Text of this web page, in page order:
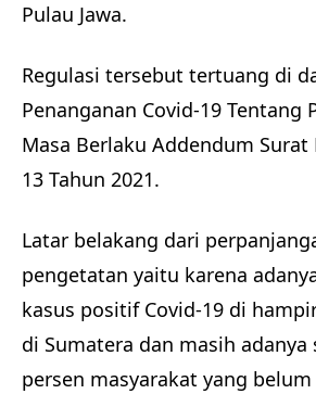
Pulau Jawa.
Regulasi tersebut tertuang di
Penanganan Covid-19 Tentang
Masa Berlaku Addendum
13 Tahun 2021.
Latar belakang dari
pengetatan yaitu karena
kasus positif Covid-19 di
di Sumatera dan masih adanya
persen masyarakat yang